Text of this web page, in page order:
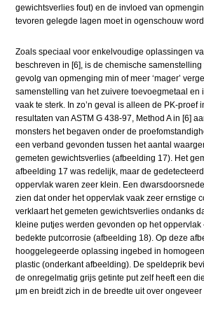
gewichtsverlies fout) en de invloed van
tevoren gelegde lagen moet in ogenschouw
Zoals speciaal voor enkelvoudige oplassingen
beschreven in [6], is de chemische
gevolg van opmenging min of meer ‘mager’
samenstelling van het zuivere toevoegmetaal en
vaak te sterk. In zo’n geval is alleen de PK-proef
resultaten van ASTM G 438-97, Method A in [6]
monsters het begaven onder de
een verband gevonden tussen het aantal
gemeten gewichtsverlies (afbeelding 17). Het
afbeelding 17 was redelijk, maar de
oppervlak waren zeer klein. Een
zien dat onder het oppervlak vaak zeer ernstige
verklaart het gemeten gewichtsverlies ondanks
kleine putjes werden gevonden op het oppervlak
bedekte putcorrosie (afbeelding 18). Op deze
hooggelegeerde oplassing ingebed in
plastic (onderkant afbeelding). De speldeprik
de onregelmatig grijs getinte put zelf heeft een
μm en breidt zich in de breedte uit over ongeveer